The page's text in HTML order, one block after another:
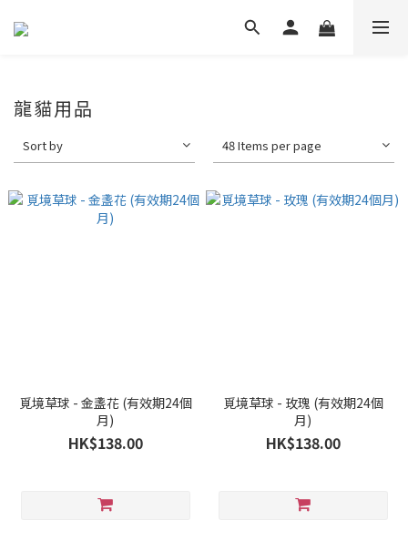
龍貓用品
Sort by 48 Items per page
覓境草球 - 金盞花 (有效期24個
月)
HK$138.00
覓境草球 - 玫瑰 (有效期24個
月)
HK$138.00